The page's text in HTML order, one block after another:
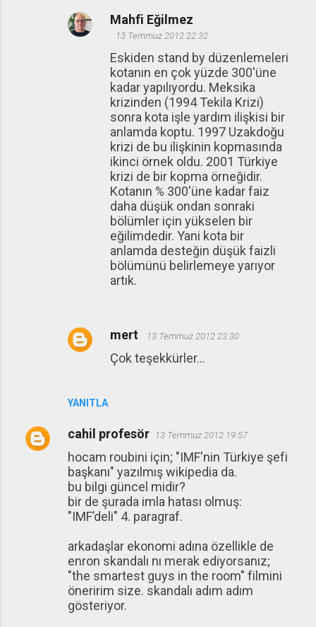
YANITLA
Mahfi Eğilmez
13 Temmuz 2012 22:32
Eskiden stand by düzenlemeleri
kotanın en çok yüzde 300'üne
kadar yapılıyordu. Meksika
krizinden (1994 Tekila Krizi)
sonra kota işle yardım ilişkisi bir
anlamda koptu. 1997 Uzakdoğu
krizi de bu ilişkinin kopmasında
ikinci örnek oldu. 2001 Türkiye
krizi de bir kopma örneğidir.
Kotanın % 300'üne kadar faiz
daha düşük ondan sonraki
bölümler için yükselen bir
eğilimdedir. Yani kota bir
anlamda desteğin düşük faizli
bölümünü belirlemeye yarıyor
artık.
mert 13 Temmuz 2012 23:30
Çok teşekkürler...
cahil profesör 13 Temmuz 2012 19:57
hocam roubini için; "IMF'nin Türkiye şefi
başkanı" yazılmış wikipedia da.
bu bilgi güncel midir?
bir de şurada imla hatası olmuş:
"IMF’deli" 4. paragraf.
arkadaşlar ekonomi adına özellikle de
enron skandalı nı merak ediyorsanız;
"the smartest guys in the room" filmini
öneririm size. skandalı adım adım
gösteriyor.